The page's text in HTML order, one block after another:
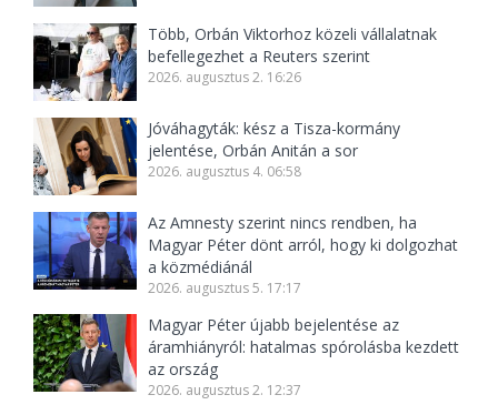
Több, Orbán Viktorhoz közeli vállalatnak
befellegezhet a Reuters szerint
2026. augusztus 2. 16:26
Jóváhagyták: kész a Tisza-kormány
jelentése, Orbán Anitán a sor
2026. augusztus 4. 06:58
Az Amnesty szerint nincs rendben, ha
Magyar Péter dönt arról, hogy ki dolgozhat
a közmédiánál
2026. augusztus 5. 17:17
Magyar Péter újabb bejelentése az
áramhiányról: hatalmas spórolásba kezdett
az ország
2026. augusztus 2. 12:37